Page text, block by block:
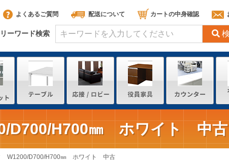
よくあるご質問 配送について カートの中身確認
ーワード検索
D700/H700㎜ ホワイト 中古
W1200/D700/H700㎜ ホワイト 中古